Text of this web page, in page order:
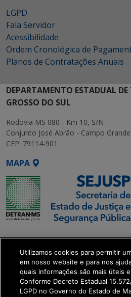
LGPD
Fala Servidor
Acessibilidade
Ordem Cronológica de
Planos de Contratações Anuais
DEPARTAMENTO ESTADUAL
GROSSO DO SUL
Rodovia MS 080 - Km 10, S/N
Conjunto José Abrão - Campo
CEP: 79114-901
MAPA
SETDIG | Secretaria-
Executiva de
Transformação Digital
get_footer();
Utilizamos cookies para permitir
em nosso website e para nos
quais informações são mais úteis
Conforme Decreto Estadual
LGPD no Governo do Estado de